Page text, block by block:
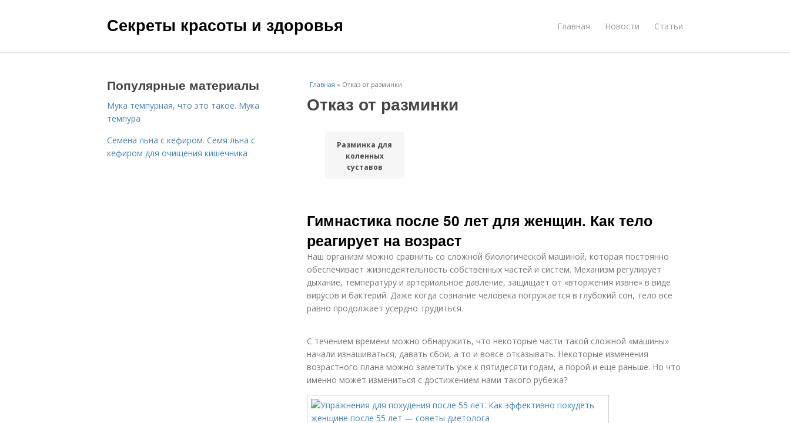
Секреты красоты и здоровья Главная Новости Статьи
Главная » Отказ от разминки
Отказ от разминки
Разминка для
коленных
суставов
Гимнастика после 50 лет для женщин. Как тело
реагирует на возраст
Наш организм можно сравнить со сложной биологической машиной, которая постоянно
обеспечивает жизнедеятельность собственных частей и систем. Механизм регулирует
дыхание, температуру и артериальное давление, защищает от «вторжения извне» в виде
вирусов и бактерий. Даже когда сознание человека погружается в глубокий сон, тело все
равно продолжает усердно трудиться.
С течением времени можно обнаружить, что некоторые части такой сложной «машины»
начали изнашиваться, давать сбои, а то и вовсе отказывать. Некоторые изменения
возрастного плана можно заметить уже к пятидесяти годам, а порой и еще раньше. Но что
именно может измениться с достижением нами такого рубежа?
Популярные материалы
Мука темпурная, что это такое. Мука
темпура
Семена льна с кефиром. Семя льна с
кефиром для очищения кишечника